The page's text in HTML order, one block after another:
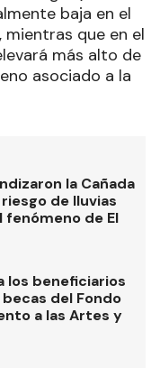
baja en el
que en el
más alto de
asociado a la
la Cañada
de lluvias
de El
los beneficiarios
del Fondo
a las Artes y